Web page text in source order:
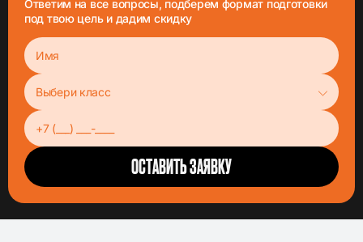
Ответим на все вопросы, подберем формат подготовки
под твою цель и дадим скидку